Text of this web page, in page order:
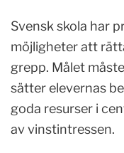
Svensk skola har
möjligheter att
grepp. Målet
sätter elevernas
goda resurser i
av vinstintressen.